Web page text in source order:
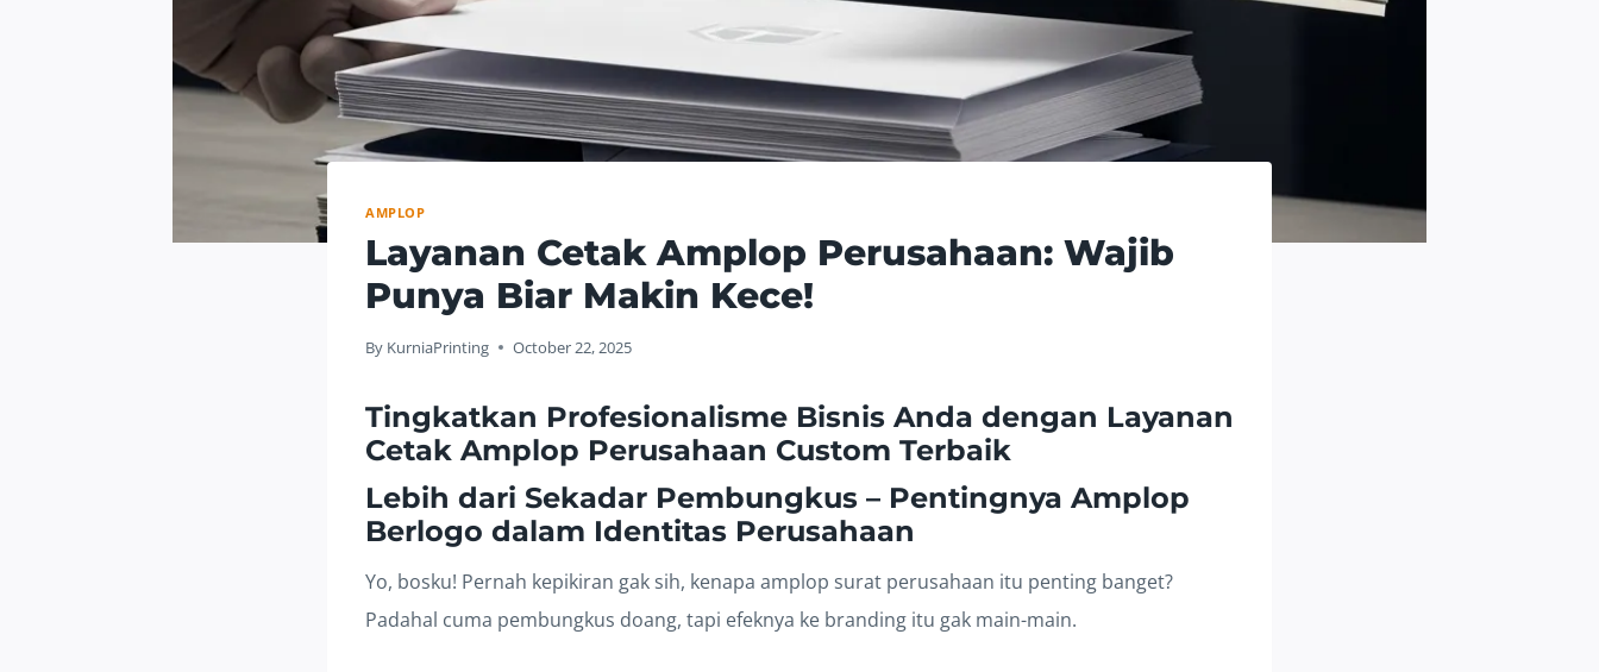
AMPLOP
Layanan Cetak Amplop Perusahaan: Wajib
Punya Biar Makin Kece!
By KurniaPrinting October 22, 2025
Tingkatkan Profesionalisme Bisnis Anda dengan Layanan
Cetak Amplop Perusahaan Custom Terbaik
Lebih dari Sekadar Pembungkus – Pentingnya Amplop
Berlogo dalam Identitas Perusahaan
Yo, bosku! Pernah kepikiran gak sih, kenapa amplop surat perusahaan itu penting banget?
Padahal cuma pembungkus doang, tapi efeknya ke branding itu gak main-main.